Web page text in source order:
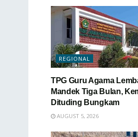
REGIONAL
TPG Guru Agama
Mandek Tiga Bulan,
Dituding Bungkam
AUGUST 5, 2026